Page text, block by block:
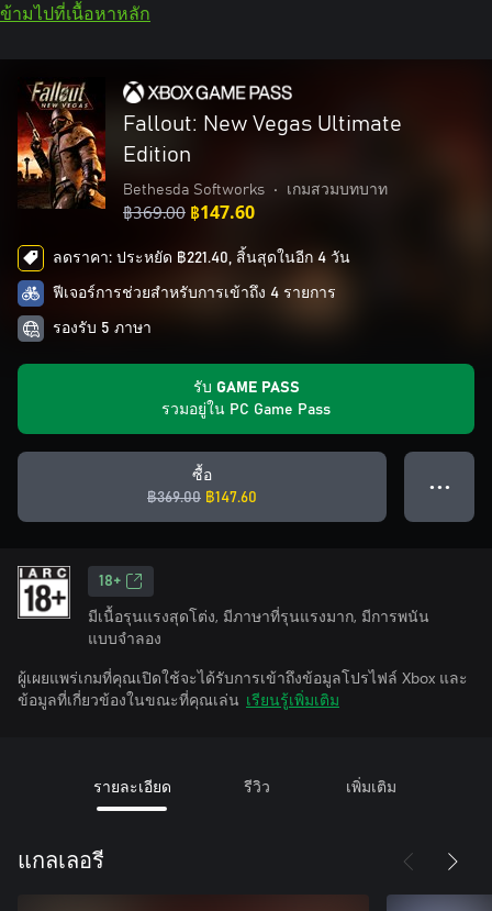
ข้ามไปที่เนื้อหาหลัก
Fallout: New Vegas Ultimate
Edition
Bethesda Softworks • เกมสวมบทบาท
฿369.00 ฿147.60
ลดราคา: ประหยัด ฿221.40, สิ้นสุดในอีก 4 วัน
ฟีเจอร์การช่วยสำหรับการเข้าถึง 4 รายการ
รองรับ 5 ภาษา
รับ GAME PASS
รวมอยู่ใน PC Game Pass
ซื้อ
฿369.00 ฿147.60
● ● ●
18+
มีเนื้อรุนแรงสุดโต่ง, มีภาษาที่รุนแรงมาก, มีการพนัน
แบบจำลอง
ผู้เผยแพร่เกมที่คุณเปิดใช้จะได้รับการเข้าถึงข้อมูลโปรไฟล์ Xbox และ
ข้อมูลที่เกี่ยวข้องในขณะที่คุณเล่น เรียนรู้เพิ่มเติม
รายละเอียด รีวิว เพิ่มเติม
แกลเลอรี